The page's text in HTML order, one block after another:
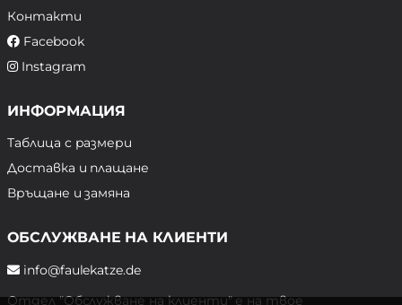
Контакти
Facebook
Instagram
ИНФОРМАЦИЯ
Таблица с размери
Доставка и плащане
Връщане и замяна
ОБСЛУЖВАНЕ НА КЛИЕНТИ
info@faulekatze.de
Отдел "Обслужване на клиенти" е на твое